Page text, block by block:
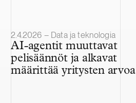
Julkaistu
2.4.2026 – Data ja teknologia
AI-agentit muuttavat
pelisäännöt ja alkavat
määrittää yritysten arvoa